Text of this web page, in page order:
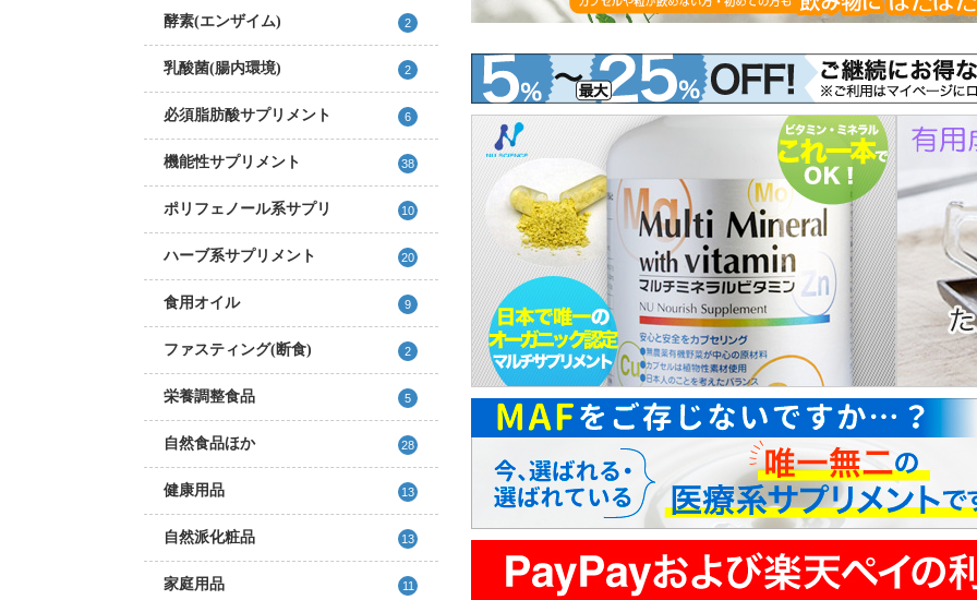
酵素(エンザイム) 2
乳酸菌(腸内環境) 2
必須脂肪酸サプリメント 6
機能性サプリメント 38
ポリフェノール系サプリ 10
ハーブ系サプリメント 20
食用オイル 9
ファスティング(断食) 2
栄養調整食品 5
自然食品ほか 28
健康用品 13
自然派化粧品 13
家庭用品 11